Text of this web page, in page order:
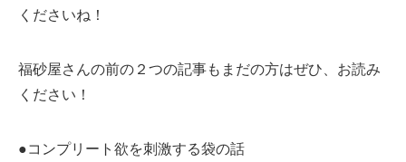
くださいね！
福砂屋さんの前の２つの記事もまだの方はぜひ、お読み
ください！
●コンプリート欲を刺激する袋の話